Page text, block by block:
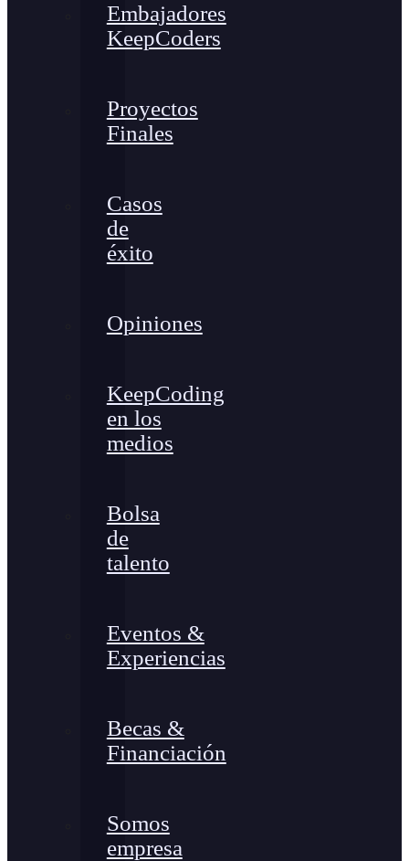
Embajadores
KeepCoders
Proyectos
Finales
Casos
de
éxito
Opiniones
KeepCoding
en los
medios
Bolsa
de
talento
Eventos &
Experiencias
Becas &
Financiación
Somos
empresa